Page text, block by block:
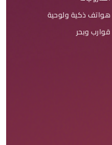
هواتف ذكية ولوحية
قوارب وبحر